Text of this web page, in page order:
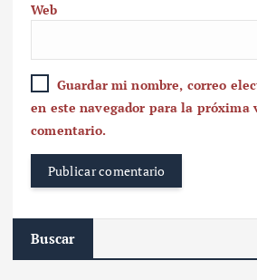
Web
Guardar mi nombre, correo
en este navegador para la próxima
comentario.
Buscar